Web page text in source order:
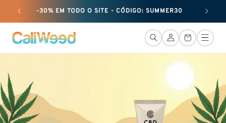
passar
ao
conteúdo
-30% EM TODO O SITE - CÓDIGO: SUMMER30 + 25
LiGaçãoCesto